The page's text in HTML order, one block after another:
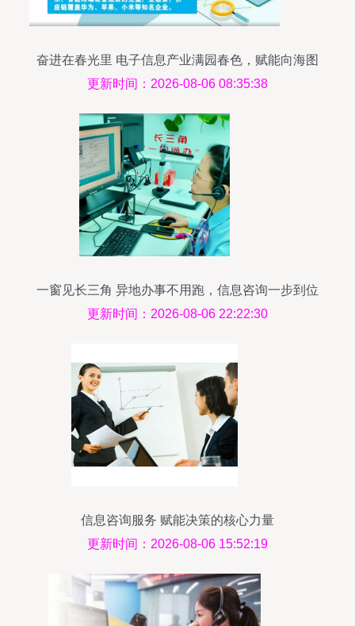
奋进在春光里 电子信息产业满园春色，赋能向海图
强与信息咨询服务共振
更新时间：2026-08-06 08:35:38
一窗见长三角 异地办事不用跑，信息咨询一步到位
更新时间：2026-08-06 22:22:30
信息咨询服务 赋能决策的核心力量
更新时间：2026-08-06 15:52:19